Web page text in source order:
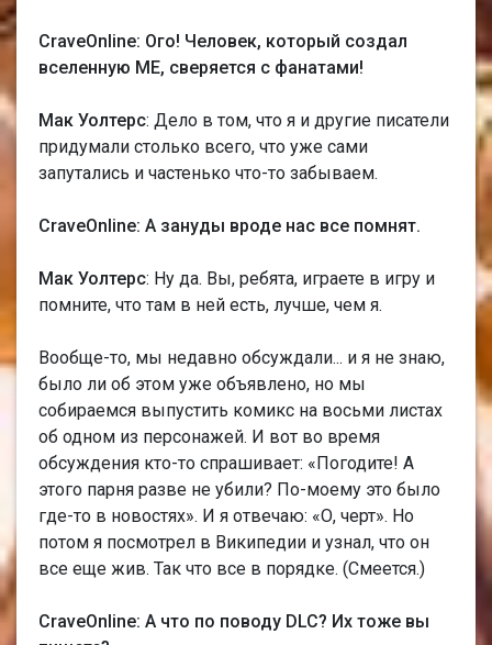
CraveOnline: Ого! Человек, который создал
вселенную МЕ, сверяется с фанатами!
Мак Уолтерс: Дело в том, что я и другие писатели
придумали столько всего, что уже сами
запутались и частенько что-то забываем.
CraveOnline: А зануды вроде нас все помнят.
Мак Уолтерс: Ну да. Вы, ребята, играете в игру и
помните, что там в ней есть, лучше, чем я.
Вообще-то, мы недавно обсуждали... и я не знаю,
было ли об этом уже объявлено, но мы
собираемся выпустить комикс на восьми листах
об одном из персонажей. И вот во время
обсуждения кто-то спрашивает: «Погодите! А
этого парня разве не убили? По-моему это было
где-то в новостях». И я отвечаю: «О, черт». Но
потом я посмотрел в Википедии и узнал, что он
все еще жив. Так что все в порядке. (Смеется.)
CraveOnline: А что по поводу DLC? Их тоже вы